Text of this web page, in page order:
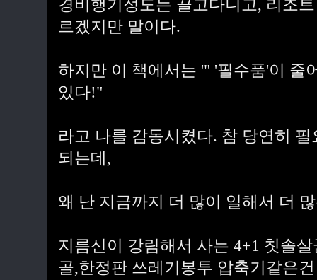
경비행기정도는 끌고다니고, 리조
르겠지만 말이다.
하지만 이 책에서는 '" '필수품'이 줄
있다!"
라고 나를 감동시켰다. 참 당연히
되는데,
왜 난 지금까지 더 많이 일해서 더
지름신이 강림해서 사는 4+1 칫솔
골,한정판 쓰레기봉투 압축기같은